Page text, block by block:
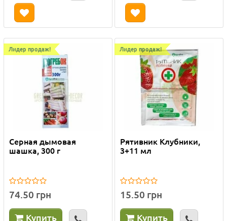
Лидер продаж!
Серная дымовая
шашка, 300 г
74.50 грн
Купить
Лидер продаж!
Рятивник Клубники,
3+11 мл
15.50 грн
Купить